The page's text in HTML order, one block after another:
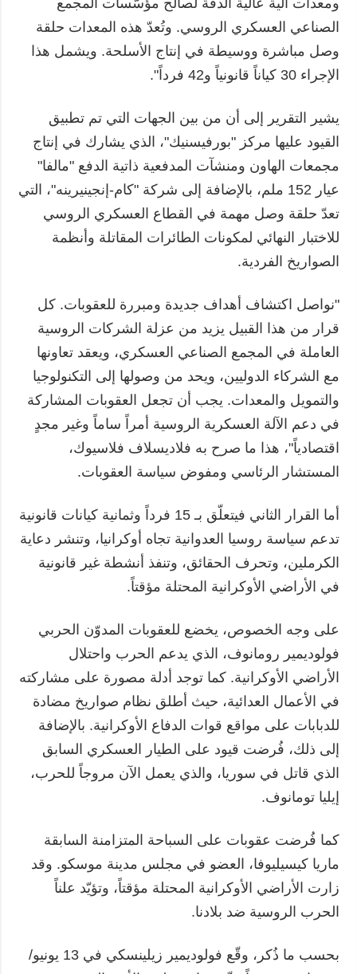
ومعدات آلية عالية الدقة لصالح مؤسّسات المجمع
الصناعي العسكري الروسي. وتُعدّ هذه المعدات حلقة
وصل مباشرة ووسيطة في إنتاج الأسلحة. ويشمل هذا
الإجراء 30 كياناً قانونياً و42 فرداً".
يشير التقرير إلى أن من بين الجهات التي تم تطبيق
القيود عليها مركز "بورفيسنيك"، الذي يشارك في إنتاج
مجمعات الهاون ومنشآت المدفعية ذاتية الدفع "مالفا"
عيار 152 ملم، بالإضافة إلى شركة "كام-إنجينيرينه"، التي
تعدّ حلقة وصل مهمة في القطاع العسكري الروسي
للاختبار النهائي لمكونات الطائرات المقاتلة وأنظمة
الصواريخ الفردية.
"نواصل اكتشاف أهداف جديدة ومبررة للعقوبات. كل
قرار من هذا القبيل يزيد من عزلة الشركات الروسية
العاملة في المجمع الصناعي العسكري، ويعقد تعاونها
مع الشركاء الدوليين، ويحد من وصولها إلى التكنولوجيا
والتمويل والمعدات. يجب أن تجعل العقوبات المشاركة
في دعم الآلة العسكرية الروسية أمراً ساماً وغير مجدٍ
اقتصادياً"، هذا ما صرح به فلاديسلاف فلاسيوك،
المستشار الرئاسي ومفوض سياسة العقوبات.
أما القرار الثاني فيتعلّق بـ 15 فرداً وثمانية كيانات قانونية
تدعم سياسة روسيا العدوانية تجاه أوكرانيا، وتنشر دعاية
الكرملين، وتحرف الحقائق، وتنفذ أنشطة غير قانونية
في الأراضي الأوكرانية المحتلة مؤقتاً.
على وجه الخصوص، يخضع للعقوبات المدوّن الحربي
فولوديمير رومانوف، الذي يدعم الحرب واحتلال
الأراضي الأوكرانية. كما توجد أدلة مصورة على مشاركته
في الأعمال العدائية، حيث أطلق نظام صواريخ مضادة
للدبابات على مواقع قوات الدفاع الأوكرانية. بالإضافة
إلى ذلك، فُرضت قيود على الطيار العسكري السابق
الذي قاتل في سوريا، والذي يعمل الآن مروجاً للحرب،
إيليا تومانوف.
كما فُرضت عقوبات على السباحة المتزامنة السابقة
ماريا كيسيليوفا، العضو في مجلس مدينة موسكو. وقد
زارت الأراضي الأوكرانية المحتلة مؤقتاً، وتؤيّد علناً
الحرب الروسية ضد بلادنا.
بحسب ما ذُكر، وقّع فولوديمير زيلينسكي في 13 يونيو/